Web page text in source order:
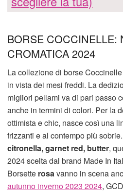
BORSE COCCINELLE:
CROMATICA 2024
La collezione di borse
in vista dei mesi freddi. La
migliori pellami va di pari passo
anche in termini di colori. Per la
ottimista e chic, nasce così una
frizzanti e al contempo più sobrie.
citronella, garnet red, butter,
2024 scelta dal brand Made In
Borsette rosa vanno in scena
autunno inverno 2023 2024,